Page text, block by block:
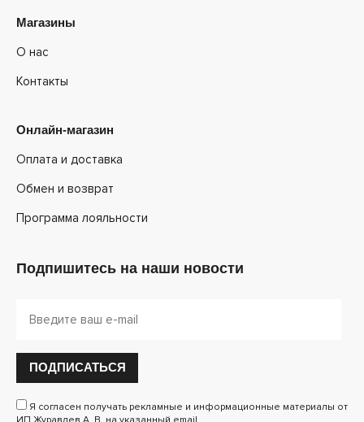
Магазины
О нас
Контакты
Онлайн-магазин
Оплата и доставка
Обмен и возврат
Программа лояльности
Подпишитесь на наши новости
ПОДПИСАТЬСЯ
Я согласен получать рекламные и информационные материалы от